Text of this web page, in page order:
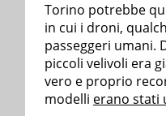
Torino potrebbe
in cui i droni,
passeggeri umani.
piccoli velivoli era
vero e proprio
modelli erano stati